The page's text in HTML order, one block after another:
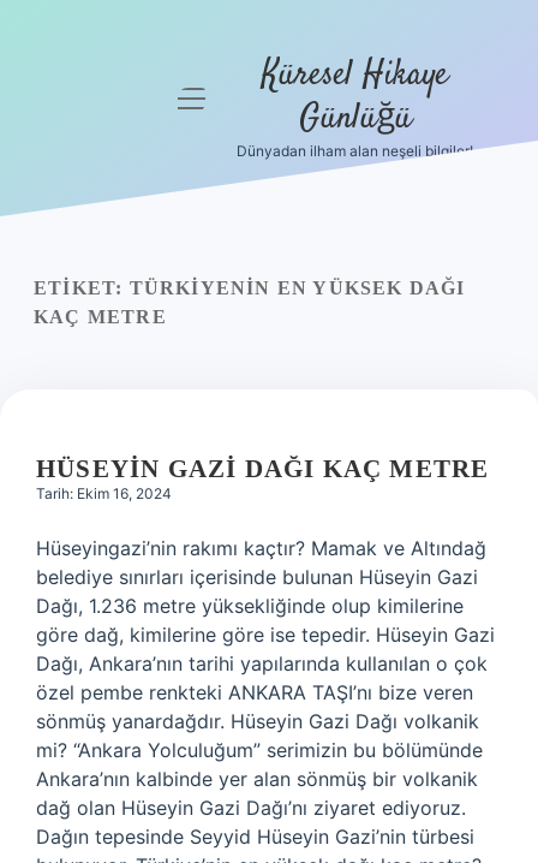
Yasal Uyarı
menüyü
Küresel Hikaye
Günlüğü
Dünyadan ilham alan neşeli bilgiler!
ETIKET: TÜRKIYENIN EN YÜKSEK DAĞI
KAÇ METRE
HÜSEYIN GAZI DAĞI KAÇ METRE
Tarih: Ekim 16, 2024
Hüseyingazi’nin rakımı kaçtır? Mamak ve Altındağ
belediye sınırları içerisinde bulunan Hüseyin Gazi
Dağı, 1.236 metre yüksekliğinde olup kimilerine
göre dağ, kimilerine göre ise tepedir. Hüseyin Gazi
Dağı, Ankara’nın tarihi yapılarında kullanılan o çok
özel pembe renkteki ANKARA TAŞI’nı bize veren
sönmüş yanardağdır. Hüseyin Gazi Dağı volkanik
mi? “Ankara Yolculuğum” serimizin bu bölümünde
Ankara’nın kalbinde yer alan sönmüş bir volkanik
dağ olan Hüseyin Gazi Dağı’nı ziyaret ediyoruz.
Dağın tepesinde Seyyid Hüseyin Gazi’nin türbesi